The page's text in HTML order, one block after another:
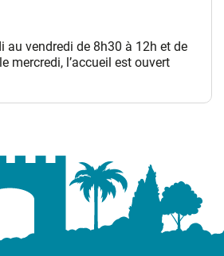
au vendredi de 8h30 à 12h et de
mercredi, l’accueil est ouvert